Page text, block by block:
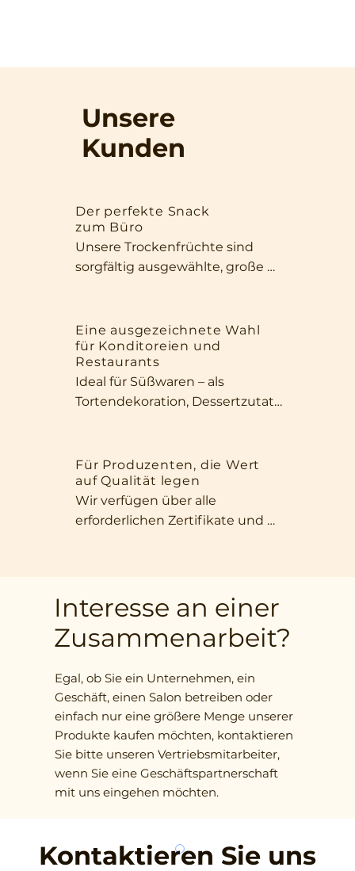
Unsere
Kunden
Der perfekte Snack
zum Büro
Unsere Trockenfrüchte sind
sorgfältig ausgewählte, große
auch durch ihre Qualität
überzeugen. Dank ihrer Größe
und ihres intensiven Duftes
eignen sie sich perfekt als Snack
für zwischendurch oder für
Eine ausgezeichnete Wahl
für Konditoreien und
Restaurants
Ideal für Süßwaren – als
Tortendekoration, Dessertzutat
ansprechendes Aussehen und
ihre natürliche Süße machen
unsere Früchte unverzichtbar in
jeder Küche, die Wert auf
Für Produzenten, die Wert
auf Qualität legen
Wir verfügen über alle
erforderlichen Zertifikate und
Produktformen – von ganzen
Früchten über Scheiben bis hin
zu fein gehackten Zutaten –
Interesse an einer
Zusammenarbeit?
Egal, ob Sie ein Unternehmen, ein
Geschäft, einen Salon betreiben oder
einfach nur eine größere Menge unserer
Produkte kaufen möchten, kontaktieren
Sie bitte unseren Vertriebsmitarbeiter,
wenn Sie eine Geschäftspartnerschaft
mit uns eingehen möchten.
Kontaktieren Sie uns